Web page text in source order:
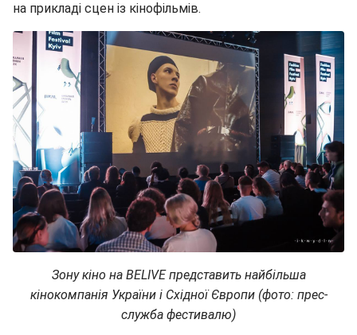
на прикладі сцен із кінофільмів.
Зону кіно на BELIVE представить найбільша
кінокомпанія України і Східної Європи (фото: прес-
служба фестивалю)